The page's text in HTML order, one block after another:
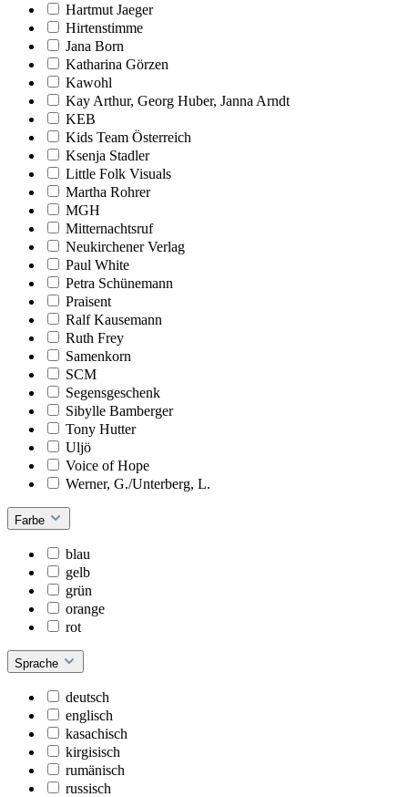
Hartmut Jaeger
Hirtenstimme
Jana Born
Katharina Görzen
Kawohl
Kay Arthur, Georg Huber, Janna Arndt
KEB
Kids Team Österreich
Ksenja Stadler
Little Folk Visuals
Martha Rohrer
MGH
Mitternachtsruf
Neukirchener Verlag
Paul White
Petra Schünemann
Praisent
Ralf Kausemann
Ruth Frey
Samenkorn
SCM
Segensgeschenk
Sibylle Bamberger
Tony Hutter
Uljö
Voice of Hope
Werner, G./Unterberg, L.
Farbe
blau
gelb
grün
orange
rot
Sprache
deutsch
englisch
kasachisch
kirgisisch
rumänisch
russisch